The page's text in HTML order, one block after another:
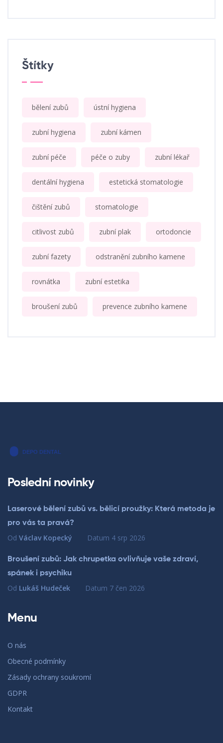
Štítky
bělení zubů ústní hygiena
zubní hygiena zubní kámen
zubní péče péče o zuby zubní lékař
dentální hygiena estetická stomatologie
čištění zubů stomatologie
citlivost zubů zubní plak ortodoncie
zubní fazety odstranění zubního kamene
rovnátka zubní estetika
broušení zubů prevence zubního kamene
Poslední novinky
Laserové bělení zubů vs. bělicí proužky: Která metoda je
pro vás ta pravá?
Od Václav Kopecký Datum 4 srp 2026
Broušení zubů: Jak chrupetka ovlivňuje vaše zdraví,
spánek i psychiku
Od Lukáš Hudeček Datum 7 čen 2026
Menu
O nás
Obecné podmínky
Zásady ochrany soukromí
GDPR
Kontakt